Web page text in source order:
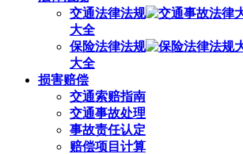
交通法律法规
大全
保险法律法规
大全
损害赔偿
交通索赔指南
交通事故处理
事故责任认定
赔偿项目计算